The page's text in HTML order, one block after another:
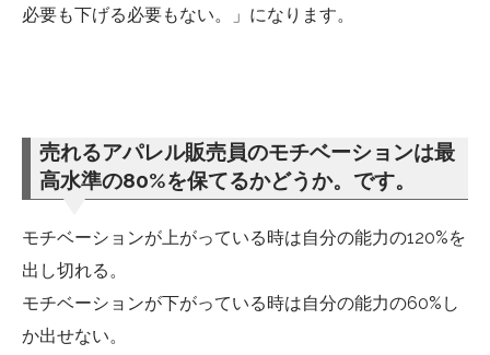
必要も下げる必要もない。」になります。
売れるアパレル販売員のモチベーションは最
高水準の80%を保てるかどうか。です。
モチベーションが上がっている時は自分の能力の120%を
出し切れる。
モチベーションが下がっている時は自分の能力の60%し
か出せない。